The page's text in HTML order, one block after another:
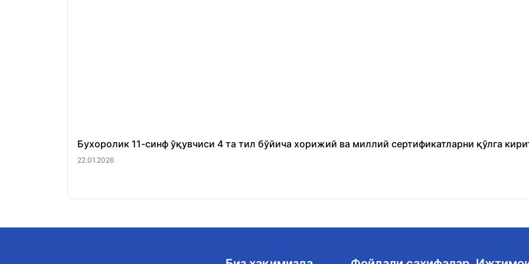
Бухоролик 11-синф ўқувчиси 4 та тил бўйича хорижий ва миллий сертификатларни қўлга
22.01.2026